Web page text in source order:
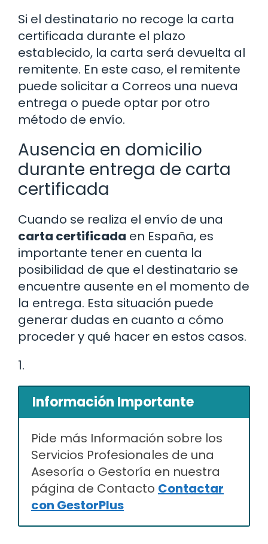
Si el destinatario no recoge la carta
certificada durante el plazo
establecido, la carta será devuelta al
remitente. En este caso, el remitente
puede solicitar a Correos una nueva
entrega o puede optar por otro
método de envío.
Ausencia en domicilio
durante entrega de carta
certificada
Cuando se realiza el envío de una
carta certificada en España, es
importante tener en cuenta la
posibilidad de que el destinatario se
encuentre ausente en el momento de
la entrega. Esta situación puede
generar dudas en cuanto a cómo
proceder y qué hacer en estos casos.
1.
Información Importante
Pide más Información sobre los
Servicios Profesionales de una
Asesoría o Gestoría en nuestra
página de Contacto Contactar
con GestorPlus